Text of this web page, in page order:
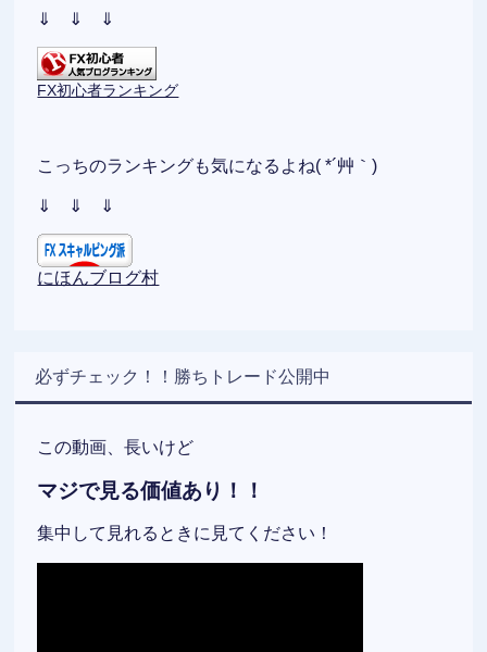
⇓ ⇓ ⇓
FX初心者ランキング
こっちのランキングも気になるよね( *´艸｀)
⇓ ⇓ ⇓
にほんブログ村
必ずチェック！！勝ちトレード公開中
この動画、長いけど
マジで見る価値あり！！
集中して見れるときに見てください！